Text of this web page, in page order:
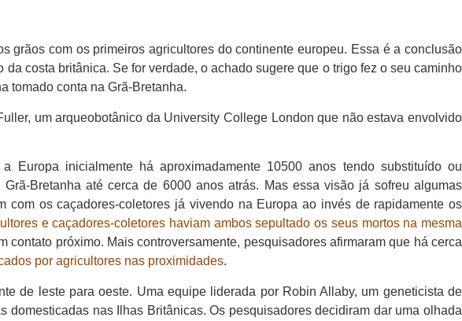
grãos com os primeiros agricultores do continente europeu. Essa é a conclusão
costa britânica. Se for verdade, o achado sugere que o trigo fez o seu caminho
tomado conta na Grã-Bretanha.
um arqueobotânico da University College London que não estava envolvido
Europa inicialmente há aproximadamente 10500 anos tendo substituído ou
Bretanha até cerca de 6000 anos atrás. Mas essa visão já sofreu algumas
com os caçadores-coletores já vivendo na Europa ao invés de rapidamente os
e caçadores-coletores haviam ambos sepultado os seus mortos na mesma
próximo. Mais controversamente, pesquisadores afirmaram que há cerca
por agricultores nas proximidades.
de leste para oeste. Uma equipe liderada por Robin Allaby, um geneticista de
nas Ilhas Britânicas. Os pesquisadores decidiram dar uma olhada